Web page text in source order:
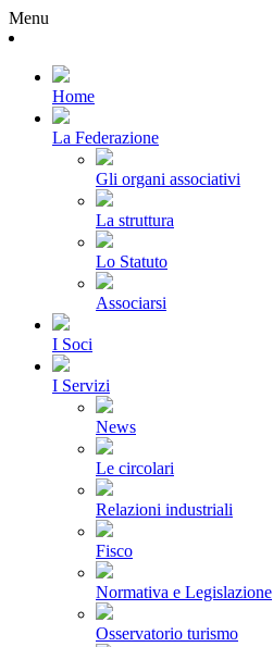
Menu
Home
La Federazione
Gli organi associativi
La struttura
Lo Statuto
Associarsi
I Soci
I Servizi
News
Le circolari
Relazioni industriali
Fisco
Normativa e Legislazione
Osservatorio turismo